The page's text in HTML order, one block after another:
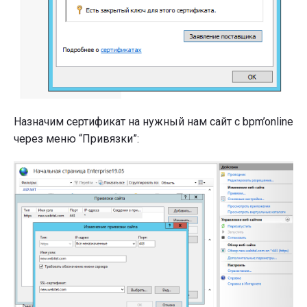
Назначим сертификат на нужный нам сайт с bpm’online
через меню “Привязки”: